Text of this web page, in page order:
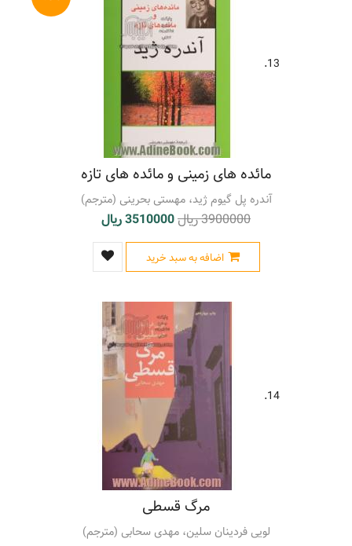
13.
مائده های زمینی و مائده های تازه
آندره پل گیوم ژید، مهستی بحرینی (مترجم)
3900000 ریال 3510000 ریال
اضافه به سبد خرید
14.
مرگ قسطی
لویی فردینان سلین، مهدی سحابی (مترجم)